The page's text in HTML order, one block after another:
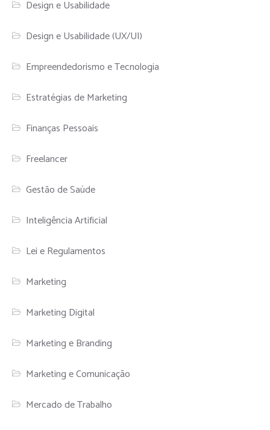
Design e Usabilidade
Design e Usabilidade (UX/UI)
Empreendedorismo e Tecnologia
Estratégias de Marketing
Finanças Pessoais
Freelancer
Gestão de Saúde
Inteligência Artificial
Lei e Regulamentos
Marketing
Marketing Digital
Marketing e Branding
Marketing e Comunicação
Mercado de Trabalho